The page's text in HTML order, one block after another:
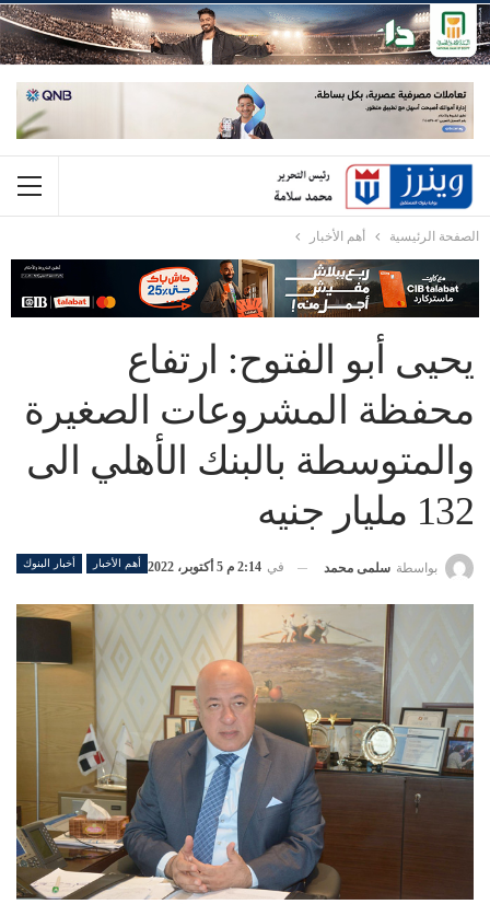
الصفحة الرئيسية أهم الأخبار
يحيى أبو الفتوح: ارتفاع
محفظة المشروعات الصغيرة
والمتوسطة بالبنك الأهلي الى
132 مليار جنيه
أهم الأخبار أخبار البنوك بواسطة سلمى محمد في 2:14 م 5 أكتوبر، 2022